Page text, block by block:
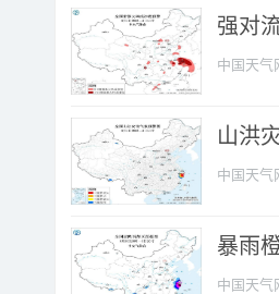
强对
中国天气
山洪
中国天气
暴雨
中国天气